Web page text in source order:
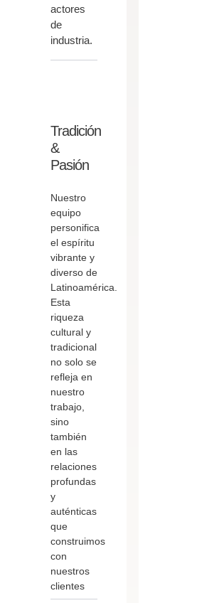
actores
de
industria.
Tradición
&
Pasión
Nuestro
equipo
personifica
el espíritu
vibrante y
diverso de
Latinoamérica.
Esta
riqueza
cultural y
tradicional
no solo se
refleja en
nuestro
trabajo,
sino
también
en las
relaciones
profundas
y
auténticas
que
construimos
con
nuestros
clientes